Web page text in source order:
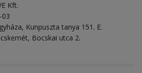
Kft.
Kunpuszta tanya 151. E.
Bocskai utca 2.